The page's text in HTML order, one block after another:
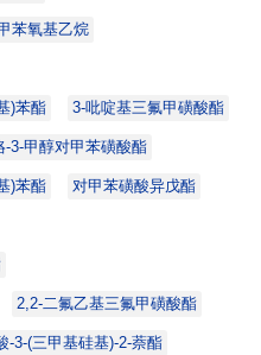
苯氧基乙烷
)苯酯 3-吡啶基三氟甲磺酸酯
-3-甲醇对甲苯磺酸酯
)苯酯 对甲苯磺酸异戊酯
2,2-二氟乙基三氟甲磺酸酯
-3-(三甲基硅基)-2-萘酯